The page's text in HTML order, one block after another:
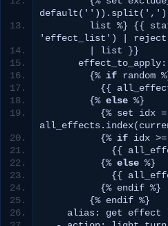
default( '' )) . split( ',' )
        list %
} {{
'effect_list' ) | reject
|
list }}
      effect_to_apply:
{% if random %
{{
{% else %}
{% set idx =
all_effects. index(
{% if idx >
{{
{% else %}
{{
{% endif %}
{% endif %}
    alias: get effect